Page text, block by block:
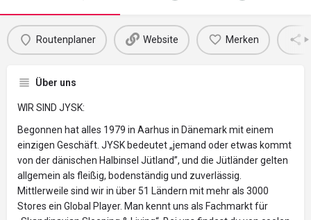
Routenplaner Website Merken
Über uns
WIR SIND JYSK:
Begonnen hat alles 1979 in Aarhus in Dänemark mit einem
einzigen Geschäft. JYSK bedeutet „jemand oder etwas kommt
von der dänischen Halbinsel Jütland”, und die Jütländer gelten
allgemein als fleißig, bodenständig und zuverlässig.
Mittlerweile sind wir in über 51 Ländern mit mehr als 3000
Stores ein Global Player. Man kennt uns als Fachmarkt für